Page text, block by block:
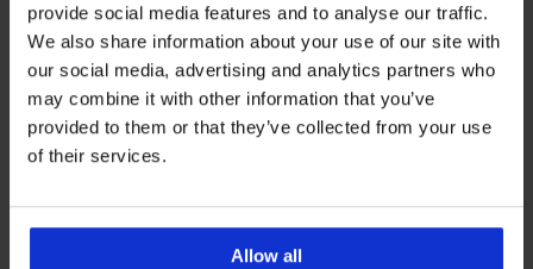
provide social media features and to analyse our traffic.
We also share information about your use of our site with
our social media, advertising and analytics partners who
may combine it with other information that you’ve
provided to them or that they’ve collected from your use
of their services.
Allow all
-30%
Клин
за